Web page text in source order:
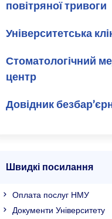
повітряної тривоги
Університетська
Стоматологічний
центр
Довідник
Швидкі посилання
Оплата послуг НМУ
Документи Університету